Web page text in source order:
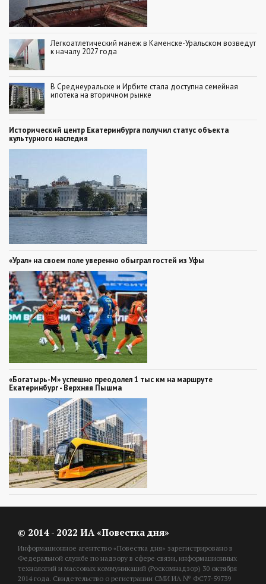
Легкоатлетический манеж в Каменске-Уральском возведут
к началу 2027 года
В Среднеуральске и Ирбите стала доступна семейная
ипотека на вторичном рынке
Исторический центр Екатеринбурга получил статус объекта
культурного наследия
«Урал» на своем поле уверенно обыграл гостей из Уфы
«Богатырь-М» успешно преодолел 1 тыс км на маршруте
Екатеринбург - Верхняя Пышма
© 2014 - 2022 ИА «Повестка дня»
Информационное агентство «Повестка дня» зарегистрировано в
Федеральной службе по надзору в сфере связи, информационных
технологий и массовых коммуникаций (Роскомнадзор) 30 октября
2014 года. Свидетельство о регистрации СМИ ИА № ФС77-59739